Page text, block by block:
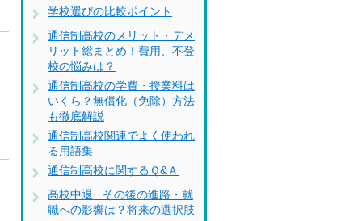
学校選びの比較ポイント
通信制高校のメリット・デメ
リット総まとめ！費用、不登
校の悩みは？
通信制高校の学費・授業料は
いくら？無償化（免除）方法
も徹底解説
通信制高校関連でよく使われ
る用語集
通信制高校に関するＱ&Ａ
高校中退...その後の進路・就
職への影響は？将来の選択肢